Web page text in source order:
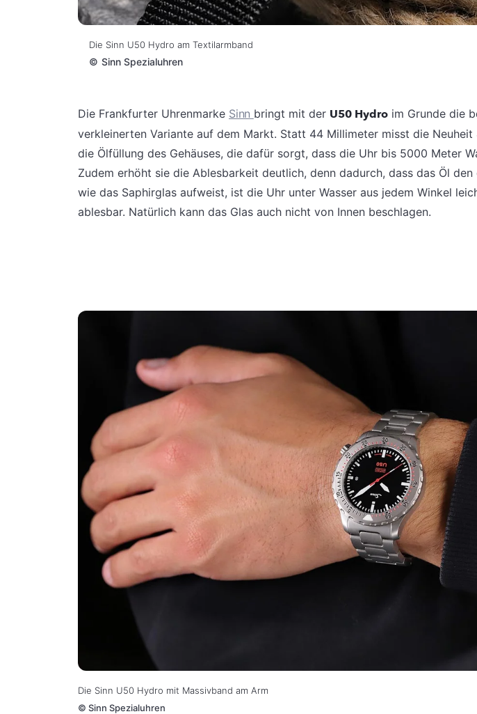
Die Sinn U50 Hydro am Textilarmband
© Sinn Spezialuhren
Die Frankfurter Uhrenmarke Sinn bringt mit der U50 Hydroim Grunde die
verkleinerten Variante auf dem Markt. Statt 44 Millimeter misst die Neuheit
die Ölfüllung des Gehäuses, die dafür sorgt, dass die Uhr bis 5000 Meter
Zudem erhöht sie die Ablesbarkeit deutlich, denn dadurch, dass das Öl den
wie das Saphirglas aufweist, ist die Uhr unter Wasser aus jedem Winkel
ablesbar. Natürlich kann das Glas auch nicht von Innen beschlagen.
Die Sinn U50 Hydro mit Massivband am Arm
© Sinn Spezialuhren